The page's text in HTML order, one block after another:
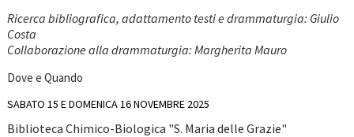
Ricerca bibliografica, adattamento testi e drammaturgia: Giulio
Costa
Collaborazione alla drammaturgia: Margherita Mauro
Dove e Quando
SABATO 15 E DOMENICA 16 NOVEMBRE 2025
Biblioteca Chimico-Biologica "S. Maria delle Grazie"